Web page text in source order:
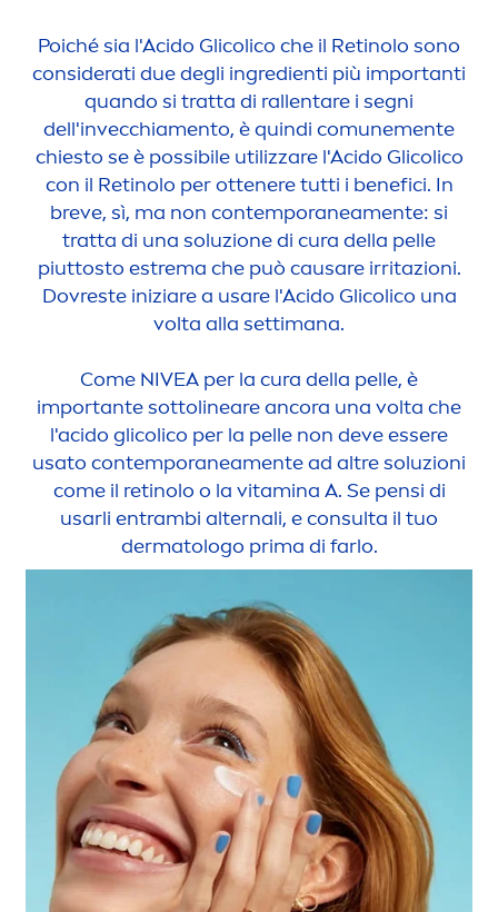
Poiché sia l'Acido Glicolico che il Retinolo sono
considerati due degli ingredienti più importanti
quando si tratta di rallentare i segni
dell'invecchiamento, è quindi comunemente
chiesto se è possibile utilizzare l'Acido Glicolico
con il Retinolo per ottenere tutti i benefici. In
breve, sì, ma non contemporaneamente: si
tratta di una soluzione di cura della pelle
piuttosto estrema che può causare irritazioni.
Dovreste iniziare a usare l'Acido Glicolico una
volta alla settimana.
Come NIVEA per la cura della pelle, è
importante sottolineare ancora una volta che
l'acido glicolico per la pelle non deve essere
usato contemporaneamente ad altre soluzioni
come il retinolo o la vitamina A. Se pensi di
usarli entrambi alternali, e consulta il tuo
dermatologo prima di farlo.